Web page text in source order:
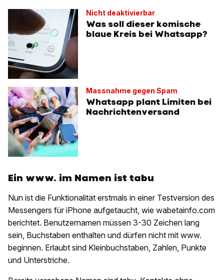
Nicht deaktivierbar
Was soll dieser komische
blaue Kreis bei Whatsapp?
Massnahme gegen Spam
Whatsapp plant Limiten bei
Nachrichtenversand
Ein www. im Namen ist tabu
Nun ist die Funktionalität erstmals in einer Testversion des
Messengers für iPhone aufgetaucht, wie wabetainfo.com
berichtet. Benutzernamen müssen 3-30 Zeichen lang
sein, Buchstaben enthalten und dürfen nicht mit www.
beginnen. Erlaubt sind Kleinbuchstaben, Zahlen, Punkte
und Unterstriche.